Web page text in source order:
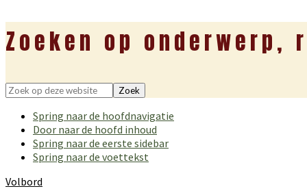
Zoeken op onderwerp,
Zoek
deze
website
Spring naar de hoofdnavigatie
Door naar de hoofd inhoud
Spring naar de eerste sidebar
Spring naar de voettekst
Volbord